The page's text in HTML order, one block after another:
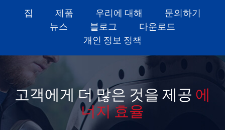
집 제품 우리에 대해
문의하기
뉴스
블로그
다운로드
개인 정보 정책
고객에게 더 많은 것을 제공 에
너지 효율